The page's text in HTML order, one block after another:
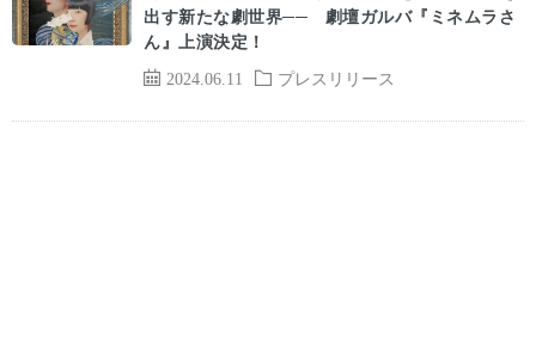
2024.06.11 プレスリリース
出す新たな劇世界── 劇壇ガルバ『ミネムラさ
ん』上演決定！